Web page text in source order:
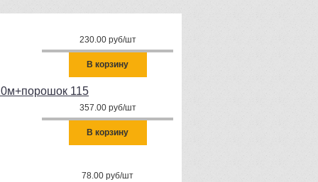
230.00 руб/шт
В корзину
115
357.00 руб/шт
В корзину
78.00 руб/шт